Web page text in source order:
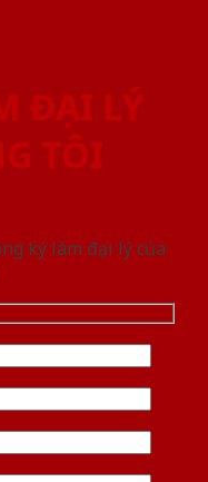
ĐẠI LÝ
TÔI
ký làm đại lý của